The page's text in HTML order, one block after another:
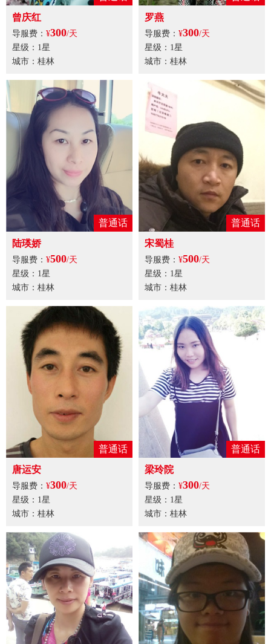
曾庆红
导服费： ¥300/天
星级：1星
城市：桂林
罗燕
导服费： ¥300/天
星级：1星
城市：桂林
普通话
陆瑛娇
导服费： ¥500/天
星级：1星
城市：桂林
普通话
宋蜀桂
导服费： ¥500/天
星级：1星
城市：桂林
普通话
唐运安
导服费： ¥300/天
星级：1星
城市：桂林
普通话
梁玲院
导服费： ¥300/天
星级：1星
城市：桂林